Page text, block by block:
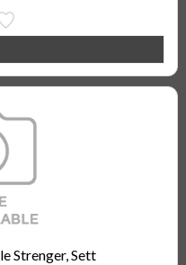
Strenger, Sett